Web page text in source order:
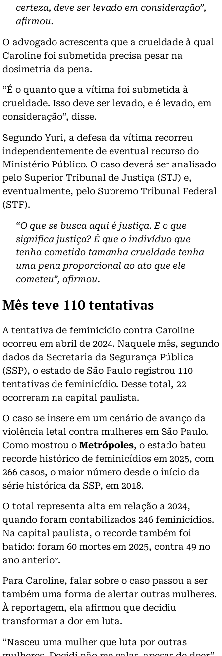
certeza, deve ser levado em consideração”,
afirmou.
O advogado acrescenta que a crueldade à qual
Caroline foi submetida precisa pesar na
dosimetria da pena.
“É o quanto que a vítima foi submetida à
crueldade. Isso deve ser levado, e é levado, em
consideração”, disse.
Segundo Yuri, a defesa da vítima recorreu
independentemente de eventual recurso do
Ministério Público. O caso deverá ser analisado
pelo Superior Tribunal de Justiça (STJ) e,
eventualmente, pelo Supremo Tribunal Federal
(STF).
“O que se busca aqui é justiça. E o que
significa justiça? É que o indivíduo que
tenha cometido tamanha crueldade tenha
uma pena proporcional ao ato que ele
cometeu”, afirmou.
Mês teve 110 tentativas
A tentativa de feminicídio contra Caroline
ocorreu em abril de 2024. Naquele mês, segundo
dados da Secretaria da Segurança Pública
(SSP), o estado de São Paulo registrou 110
tentativas de feminicídio. Desse total, 22
ocorreram na capital paulista.
O caso se insere em um cenário de avanço da
violência letal contra mulheres em São Paulo.
Como mostrou o Metrópoles, o estado bateu
recorde histórico de feminicídios em 2025, com
266 casos, o maior número desde o início da
série histórica da SSP, em 2018.
O total representa alta em relação a 2024,
quando foram contabilizados 246 feminicídios.
Na capital paulista, o recorde também foi
batido: foram 60 mortes em 2025, contra 49 no
ano anterior.
Para Caroline, falar sobre o caso passou a ser
também uma forma de alertar outras mulheres.
À reportagem, ela afirmou que decidiu
transformar a dor em luta.
“Nasceu uma mulher que luta por outras